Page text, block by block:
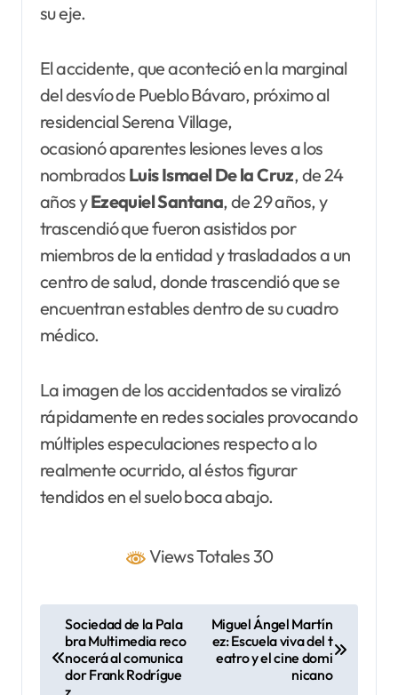
su eje.
El accidente, que aconteció en la marginal
del desvío de Pueblo Bávaro, próximo al
residencial Serena Village,
ocasionó aparentes lesiones leves a los
nombrados Luis Ismael De la Cruz, de 24
años yEzequiel Santana, de 29 años, y
trascendió que fueron asistidos por
miembros de la entidad y trasladados a un
centro de salud, donde trascendió que se
encuentran estables dentro de su cuadro
médico.
La imagen de los accidentados se viralizó
rápidamente en redes sociales provocando
múltiples especulaciones respecto a lo
realmente ocurrido, al éstos figurar
tendidos en el suelo boca abajo.
Views Totales 30
Sociedad de la Pala
bra Multimedia reco
nocerá al comunica
dor Frank Rodrígue
z
Miguel Ángel Martín
ez: Escuela viva del t
eatro y el cine domi
nicano